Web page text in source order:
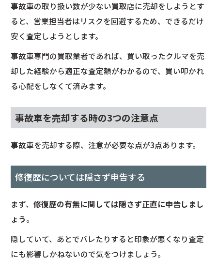
事故車の取り扱い数が少ない買取店に売却をしようとす
ると、営業担当者はリスクを回避するため、できるだけ
安く査定しようとします。
事故車専門の買取業者であれば、買い取ったクルマを売
却した経験から適正な査定額がわかるので、買い叩かれ
る心配をしなくて済みます。
事故車を売却する時の3つの注意点
事故車を売却する際、注意が必要な点が3点あります。
修復歴については隠さず申告する
まず、修復歴の有無に関しては隠さず正直に申告しまし
ょう。
隠していて、あとでバレたりすると印象が悪くなり査定
にも影響しかねないので気をつけましょう。